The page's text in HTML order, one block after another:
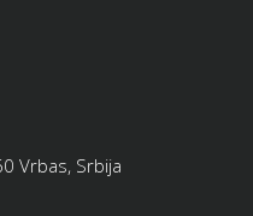
Vrbas, Srbija